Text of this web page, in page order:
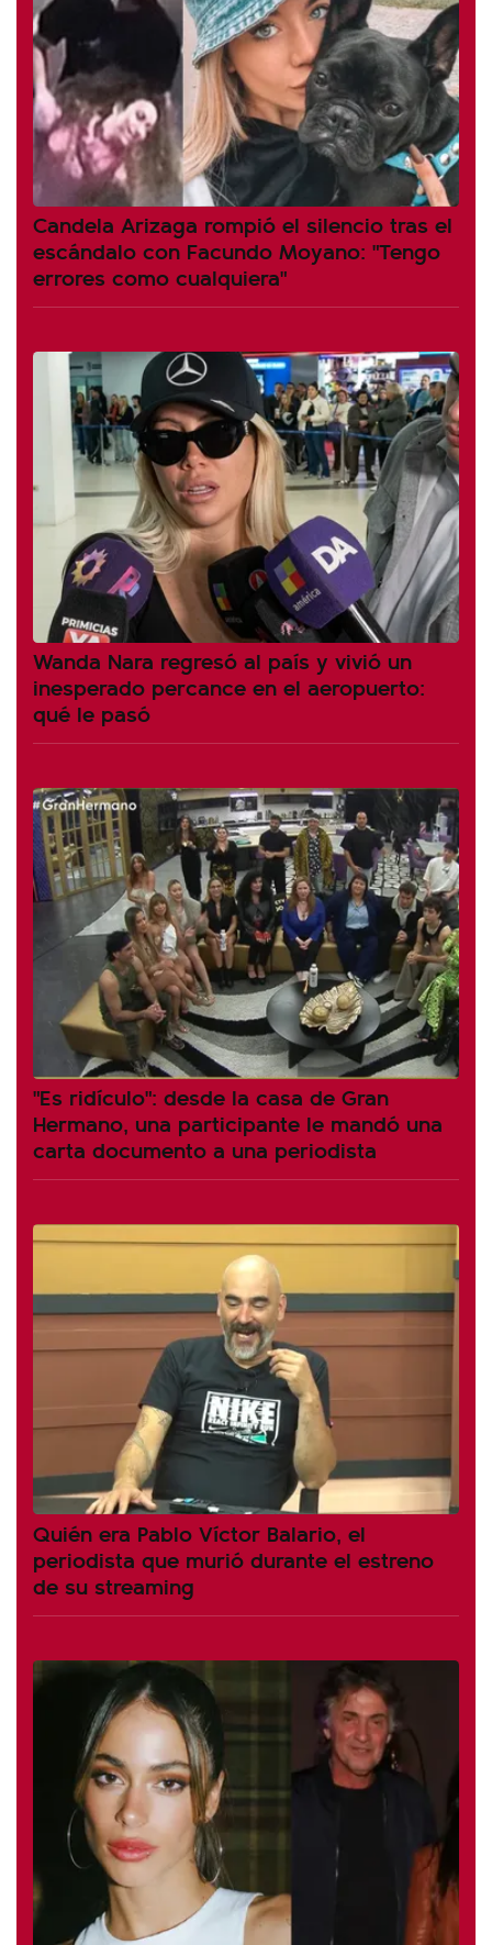
Candela Arizaga rompió el silencio tras el
escándalo con Facundo Moyano: "Tengo
errores como cualquiera"
Wanda Nara regresó al país y vivió un
inesperado percance en el aeropuerto:
qué le pasó
"Es ridículo": desde la casa de Gran
Hermano, una participante le mandó una
carta documento a una periodista
Quién era Pablo Víctor Balario, el
periodista que murió durante el estreno
de su streaming